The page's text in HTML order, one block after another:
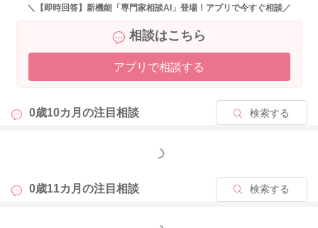
や声質から理解できるようになっている月齢ですので、よくな
いよ』などと真剣な表情でお子さんの目を見ながら、低めの声
で短い言葉で注意してあげるのも効果的です。
他には、『食べ物さんが泣いてるよー』『食べてほしいって言
も良いと思います。
そして、ちゃんと手でつかんでお口に運べて食べられたら『上
また、食事を食べさせようとしても集中力が切れたり、遊んで
食べないようなら『遊んだらご馳走様しようね』などと言って
＼【即時回答】新機能「専門家相談AI」登場！アプリで今すぐ相談／
相談はこちら
アプリで相談する
0歳10カ月の注目相談 検索する
もっと見る
0歳11カ月の注目相談 検索する